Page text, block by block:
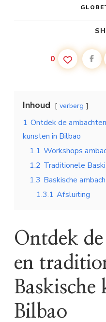
0
Inhoud verberg
1 Ontdek de
kunsten in Bilbao
1.1 Workshops
1.2 Traditionele
1.3 Baskische
1.3.1 Afsluiting
Ontdek
en
Baskische
Bilbao